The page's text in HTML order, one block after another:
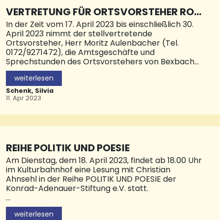
VERTRETUNG FÜR ORTSVORSTEHER ROL
F BALLWEBER
In der Zeit vom 17. April 2023 bis einschließlich 30.
April 2023 nimmt der stellvertretende
Ortsvorsteher, Herr Moritz Aulenbacher (Tel.
0172/9271472), die Amtsgeschäfte und
Sprechstunden des Ortsvorstehers von Bexbach-
Mitte wahr.
weiterlesen
Schenk, Silvia
11. Apr 2023
REIHE POLITIK UND POESIE
Am Dienstag, dem 18. April 2023, findet ab 18.00 Uhr
im Kulturbahnhof eine Lesung mit Christian
Ahnsehl in der Reihe POLITIK UND POESIE der
Konrad-Adenauer-Stiftung e.V. statt.
1986, in einem Neubaugebiet im Norden der DDR:
Nachdem der 15-jährige Tom eine Protestlosung
weiterlesen